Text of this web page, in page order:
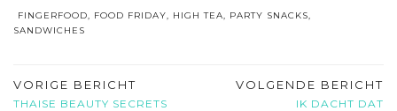
FINGERFOOD FOOD FRIDAY HIGH TEA PARTY SNACKS
SANDWICHES
VORIGE BERICHT
THAISE BEAUTY SECRETS
VOLGENDE BERICHT
IK DACHT DAT